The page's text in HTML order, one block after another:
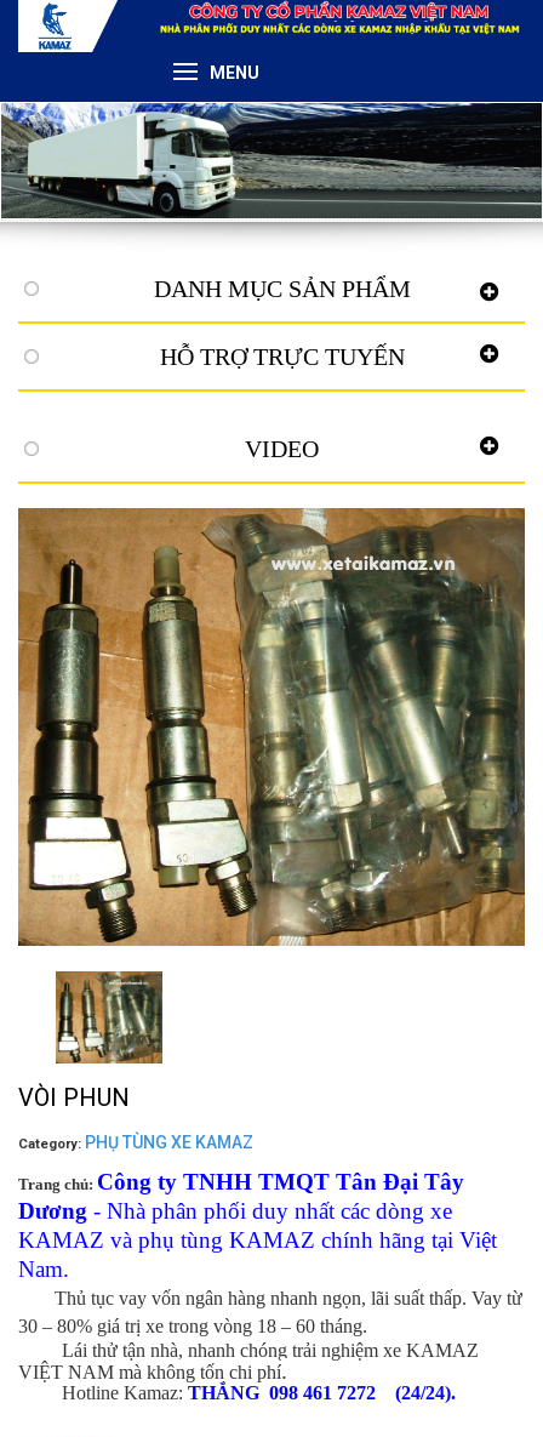
MENU
DANH MỤC SẢN PHẨM
HỖ TRỢ TRỰC TUYẾN
VIDEO
VÒI PHUN
Category: PHỤ TÙNG XE KAMAZ
Trang chủ: Công ty TNHH TMQT Tân Đại Tây
Dương - Nhà phân phối duy nhất các dòng xe
KAMAZ và phụ tùng KAMAZ chính hãng tại Việt
Nam.
Thủ tục vay vốn ngân hàng nhanh ngọn, lãi suất thấp. Vay từ
30 – 80% giá trị xe trong vòng 18 – 60 tháng.
Lái thử tận nhà, nhanh chóng trải nghiệm xe KAMAZ
VIỆT NAM mà không tốn chi phí.
Hotline Kamaz: THẮNG 098 461 7272 (24/24).